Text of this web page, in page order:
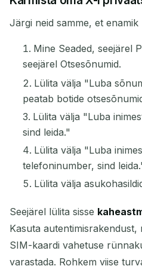
Järgi neid samme, et
Mine Seaded, seejärel
seejärel Otsesõnumid.
Lülita välja "Luba
peatab botide
Lülita välja "Luba
sind leida."
Lülita välja "Luba
telefoninumber, sind
Lülita välja
Seejärel lülita sisse
Kasuta autentimisrakendust,
SIM-kaardi vahetuse
varastada. Rohkem viise